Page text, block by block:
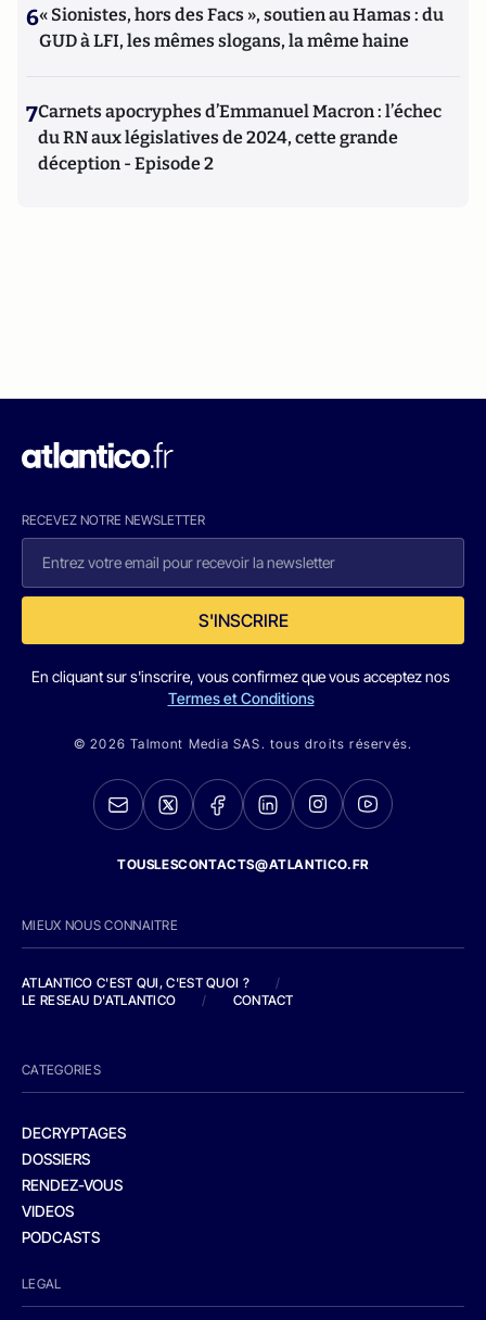
6« Sionistes, hors des Facs », soutien au Hamas : du
GUD à LFI, les mêmes slogans, la même haine
7Carnets apocryphes d’Emmanuel Macron : l’échec
du RN aux législatives de 2024, cette grande
déception - Episode 2
RECEVEZ NOTRE NEWSLETTER
S'INSCRIRE
En cliquant sur s'inscrire, vous confirmez que vous acceptez nos
Termes et Conditions
© 2026 Talmont Media SAS. tous droits réservés.
TOUSLESCONTACTS@ATLANTICO.FR
MIEUX NOUS CONNAITRE
ATLANTICO C'EST QUI, C'EST QUOI ?
/
LE RESEAU D'ATLANTICO
/ CONTACT
CATEGORIES
DECRYPTAGES
DOSSIERS
RENDEZ-VOUS
VIDEOS
PODCASTS
LEGAL